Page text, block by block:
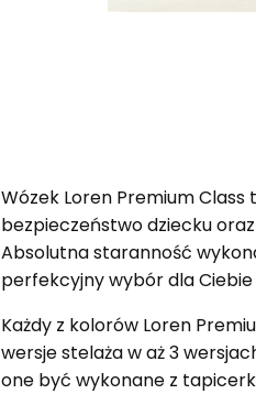
Wózek Loren Premium
bezpieczeństwo dziecku
Absolutna staranność
perfekcyjny wybór dla Ciebie
Każdy z kolorów Loren
wersje stelaża w aż 3
one być wykonane z